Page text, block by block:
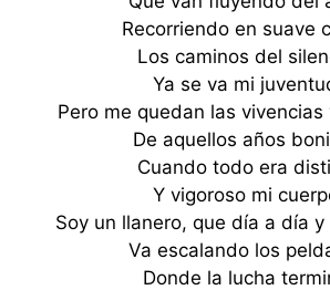
Recorriendo en suave
Los caminos del
Ya se va mi
Pero me quedan las vivencias
De aquellos años
Cuando todo era
Y vigoroso mi
Soy un llanero, que día a día y
Va escalando los
Donde la lucha